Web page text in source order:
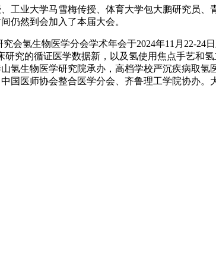
业大学马雪梅传授、体育大学包大鹏研究员、
仍然到会加入了本届大会。
氢生物医学分会学术年会于2024年11月22-24
究的循证医学数据新，以及氢使用焦点手艺和
氢生物医学研究院承办，高档学校严沉疾病取
医师协会整合医学分会、齐鲁理工学院协办。